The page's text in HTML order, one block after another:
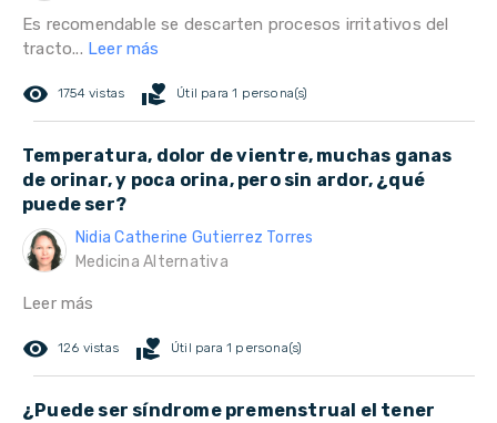
Es recomendable se descarten procesos irritativos del
tracto... Leer más
remove_red_eye 1754 vistas volunteer_activism Útil para 1 persona(s)
Temperatura, dolor de vientre, muchas ganas
de orinar, y poca orina, pero sin ardor, ¿qué
puede ser?
Nidia Catherine Gutierrez Torres
Medicina Alternativa
Leer más
remove_red_eye 126 vistas volunteer_activism Útil para 1 persona(s)
¿Puede ser síndrome premenstrual el tener